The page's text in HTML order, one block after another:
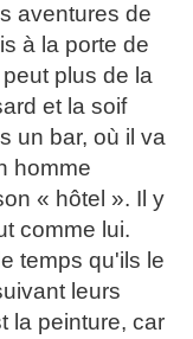
aventures de
à la porte de
plus de la
et la soif
un bar, où il va
homme
« hôtel ». Il y
comme lui.
temps qu'ils le
leurs
la peinture, car